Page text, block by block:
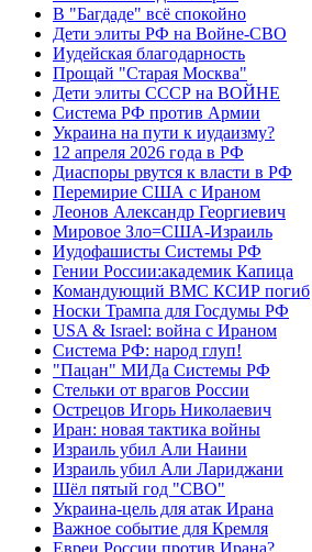
В "Багдаде" всё спокойно
Дети элиты РФ на Войне-СВО
Иудейская благодарность
Прощай "Старая Москва"
Дети элиты СССР на ВОЙНЕ
Система РФ против Армии
Украина на пути к иудаизму?
12 апреля 2026 года в РФ
Диаспоры рвутся к власти в РФ
Перемирие США с Ираном
Леонов Александр Георгиевич
Мировое Зло=США-Израиль
Иудофашисты Системы РФ
Гении России:академик Капица
Командующий ВМС КСИР погиб
Носки Трампа для Госдумы РФ
USA & Israel: война с Ираном
Система РФ: народ глуп!
"Пацан" МИДа Системы РФ
Стельки от врагов России
Острецов Игорь Николаевич
Иран: новая тактика войны
Израиль убил Али Наини
Израиль убил Али Лариджани
Шёл пятый год "СВО"
Украина-цель для атак Ирана
Важное событие для Кремля
Евреи России против Ирана?